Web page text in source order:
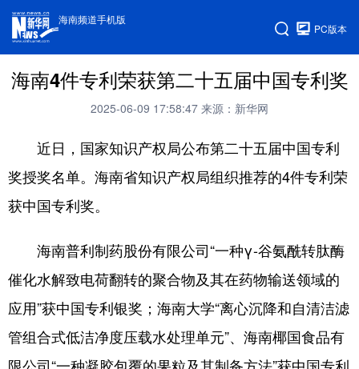
海南频道手机版
PC版本
海南4件专利荣获第二十五届中国专利奖
2025-06-09 17:58:47 来源：新华网
近日，国家知识产权局公布第二十五届中国专利
奖授奖名单。海南省知识产权局组织推荐的4件专利荣
获中国专利奖。
海南普利制药股份有限公司“一种γ-谷氨酰转肽酶
催化水解致电荷翻转的聚合物及其在药物输送领域的
应用”获中国专利银奖；海南大学“离心沉降和自清洁滤
管组合式低洁净度压载水处理单元”、海南椰国食品有